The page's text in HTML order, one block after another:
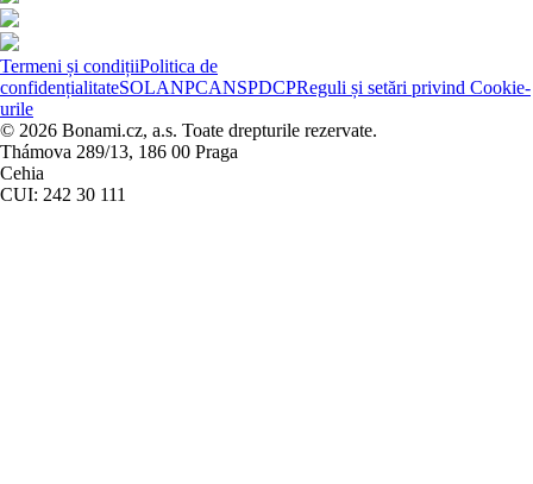
Termeni și condițiiPolitica de
confidențialitateSOLANPCANSPDCPReguli și setări privind Cookie-
urile
© 2026 Bonami.cz, a.s. Toate drepturile rezervate.
Thámova 289/13, 186 00 Praga
Cehia
CUI: 242 30 111